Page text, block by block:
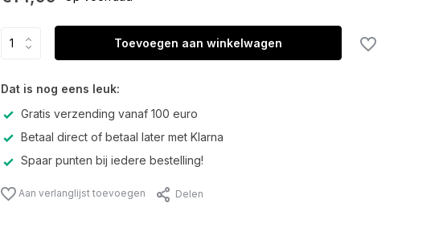
Toevoegen aan winkelwagen
Dat is nog eens leuk:
Gratis verzending vanaf 100 euro
Betaal direct of betaal later met Klarna
Spaar punten bij iedere bestelling!
Aan verlanglijst toevoegen Delen